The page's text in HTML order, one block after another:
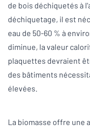
de bois déchiquetés à
déchiquetage, il est
eau de 50-60 % à
diminue, la valeur
plaquettes devraient
des bâtiments
élevées.
La biomasse offre une